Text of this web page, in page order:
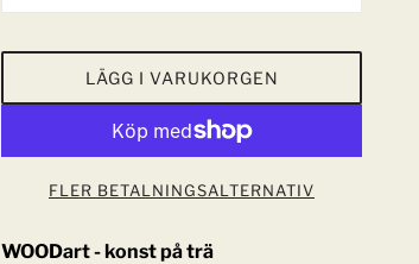
TIDNINGAR
Dagens ETC
Kloka Hem
LÄGG I VARUKORGEN
FLER BETALNINGSALTERNATIV
WOODart - konst på trä